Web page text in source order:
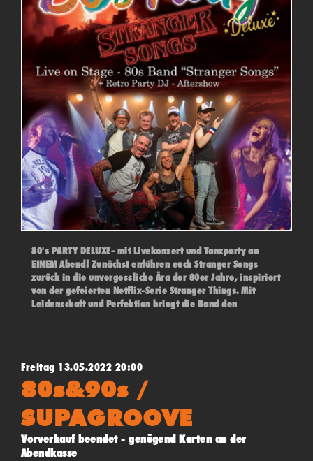
80's PARTY DELUXE- mit Livekonzert und Tanzparty an
EINEM Abend! Zunächst enführen euch Stranger Songs
zurück in die unvergessliche Ära der 80er Jahre, inspiriert
von der gefeierten Netflix-Serie Stranger Things. Mit
Leidenschaft und Perfektion bringt die Band den
Freitag 13.05.2022 20:00
80s&90s /
SUPAGROOVE
Vorverkauf beendet - genügend Karten an der
Abendkasse